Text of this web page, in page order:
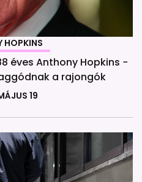
HOPKINS
éves Anthony Hopkins −
a rajongók
19